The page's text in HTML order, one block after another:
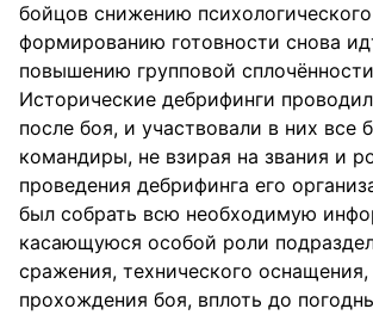
бойцов снижению
формированию готовности снова
повышению групповой
Исторические дебрифинги
после боя, и участвовали в них все
командиры, не взирая на звания и
проведения дебрифинга его
был собрать всю необходимую
касающуюся особой роли
сражения, технического
прохождения боя, вплоть до